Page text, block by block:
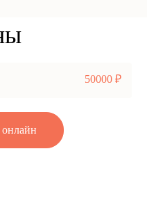
50000 ₽
онлайн